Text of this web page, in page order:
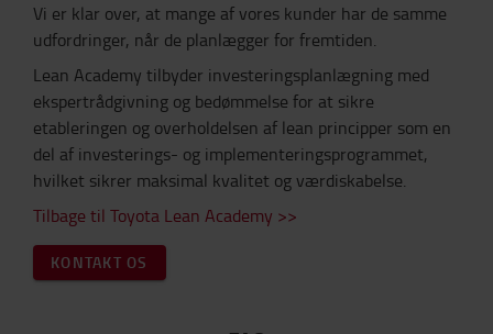
Vi er klar over, at mange af vores kunder har de samme
udfordringer, når de planlægger for fremtiden.
Lean Academy tilbyder investeringsplanlægning med
ekspertrådgivning og bedømmelse for at sikre
etableringen og overholdelsen af lean principper som en
del af investerings- og implementeringsprogrammet,
hvilket sikrer maksimal kvalitet og værdiskabelse.
Tilbage til Toyota Lean Academy >>
KONTAKT OS